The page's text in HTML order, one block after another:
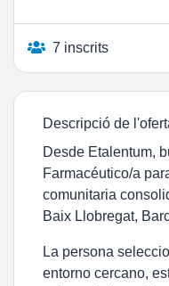
7 inscrits
Descripció de
Desde Etalentum,
Farmacéutico/a
comunitaria
Baix Llobregat,
La persona
entorno cercano,